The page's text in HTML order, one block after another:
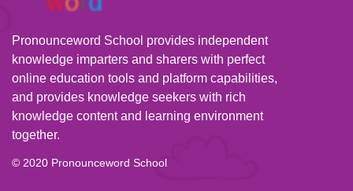
Pronounceword School provides independent
knowledge imparters and sharers with perfect
online education tools and platform capabilities,
and provides knowledge seekers with rich
knowledge content and learning environment
together.
© 2020 Pronounceword School